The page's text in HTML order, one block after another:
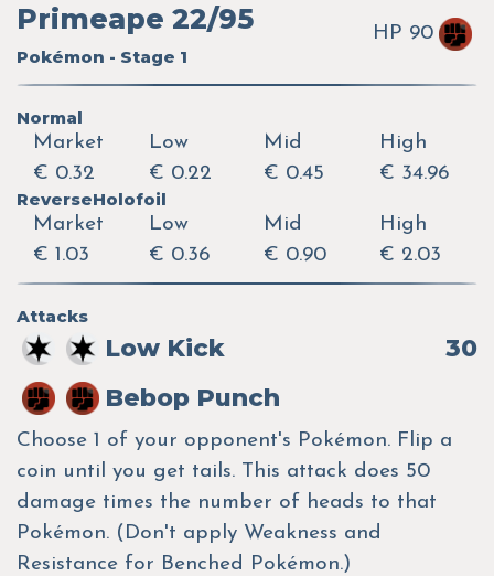
Primeape 22/95
Pokémon - Stage 1
HP 90
Normal
Market
€ 0.32
Low
€ 0.22
Mid
€ 0.45
High
€ 34.96
ReverseHolofoil
Market
€ 1.03
Low
€ 0.36
Mid
€ 0.90
High
€ 2.03
Attacks
Low Kick
30
Bebop Punch
Choose 1 of your opponent's Pokémon. Flip a
coin until you get tails. This attack does 50
damage times the number of heads to that
Pokémon. (Don't apply Weakness and
Resistance for Benched Pokémon.)